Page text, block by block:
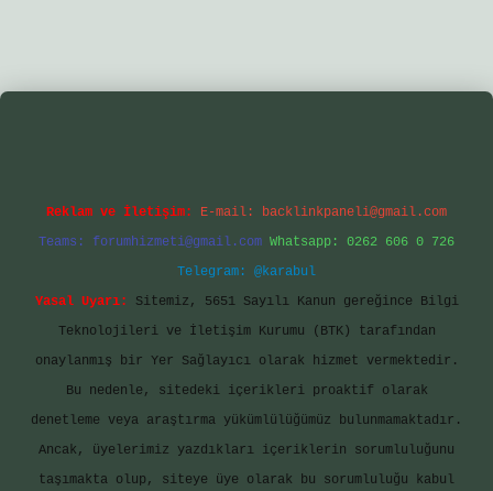
betexper yeni giriş
Reklam ve İletişim: E-mail: backlinkpaneli@gmail.com
Teams: forumhizmeti@gmail.com Whatsapp: 0262 606 0 726
Telegram: @karabul
Yasal Uyarı:
Sitemiz, 5651 Sayılı Kanun gereğince Bilgi
Teknolojileri ve İletişim Kurumu (BTK) tarafından
onaylanmış bir Yer Sağlayıcı olarak hizmet vermektedir.
Bu nedenle, sitedeki içerikleri proaktif olarak
denetleme veya araştırma yükümlülüğümüz bulunmamaktadır.
Ancak, üyelerimiz yazdıkları içeriklerin sorumluluğunu
taşımakta olup, siteye üye olarak bu sorumluluğu kabul